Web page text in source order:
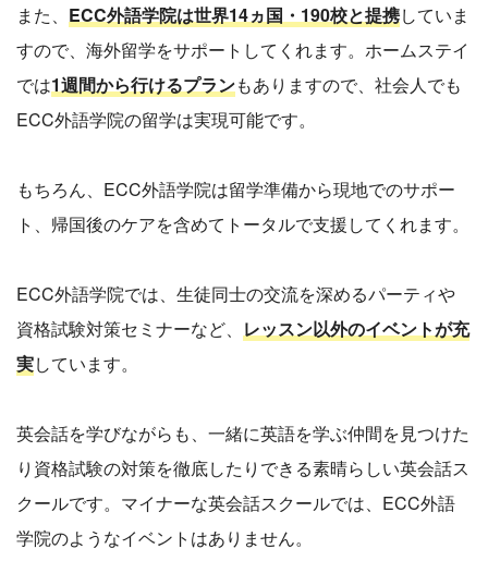
また、 ECC外語学院は世界14ヵ国・190校と提携していま
すので、海外留学をサポートしてくれます。ホームステイ
では1週間から行けるプランもありますので、社会人でも
ECC外語学院の留学は実現可能です。
もちろん、ECC外語学院は留学準備から現地でのサポー
ト、帰国後のケアを含めてトータルで支援してくれます。
ECC外語学院では、生徒同士の交流を深めるパーティや
資格試験対策セミナーなど、 レッスン以外のイベントが充
実しています。
英会話を学びながらも、一緒に英語を学ぶ仲間を見つけた
り資格試験の対策を徹底したりできる素晴らしい英会話ス
クールです。マイナーな英会話スクールでは、ECC外語
学院のようなイベントはありません。